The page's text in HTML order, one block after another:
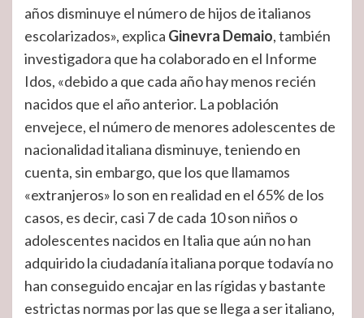
años disminuye el número de hijos de italianos
escolarizados», explica Ginevra Demaio, también
investigadora que ha colaborado en el Informe
Idos, «debido a que cada año hay menos recién
nacidos que el año anterior. La población
envejece, el número de menores adolescentes de
nacionalidad italiana disminuye, teniendo en
cuenta, sin embargo, que los que llamamos
«extranjeros» lo son en realidad en el 65% de los
casos, es decir, casi 7 de cada 10 son niños o
adolescentes nacidos en Italia que aún no han
adquirido la ciudadanía italiana porque todavía no
han conseguido encajar en las rígidas y bastante
estrictas normas por las que se llega a ser italiano,